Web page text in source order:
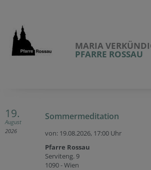
MARIA
PFARRE ROSSAU
19.
August
2026
Sommermeditation
von: 19.08.2026, 17:00 Uhr
Pfarre Rossau
Serviteng. 9
1090 - Wien